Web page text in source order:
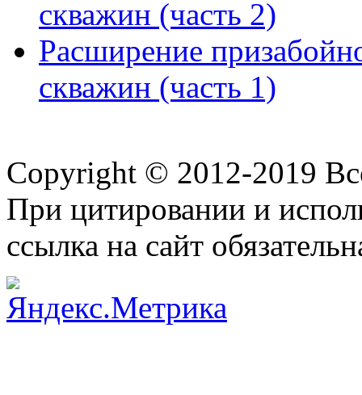
скважин (часть 2)
Расширение
скважин (часть 1)
Copyright © 2012-2019
При цитировании и
ссылка на сайт